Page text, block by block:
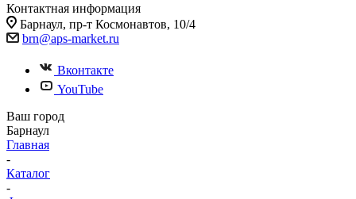
Контактная информация
Барнаул, пр-т Космонавтов, 10/4
brn@aps-market.ru
Вконтакте
YouTube
Ваш город
Барнаул
Главная
-
Каталог
-